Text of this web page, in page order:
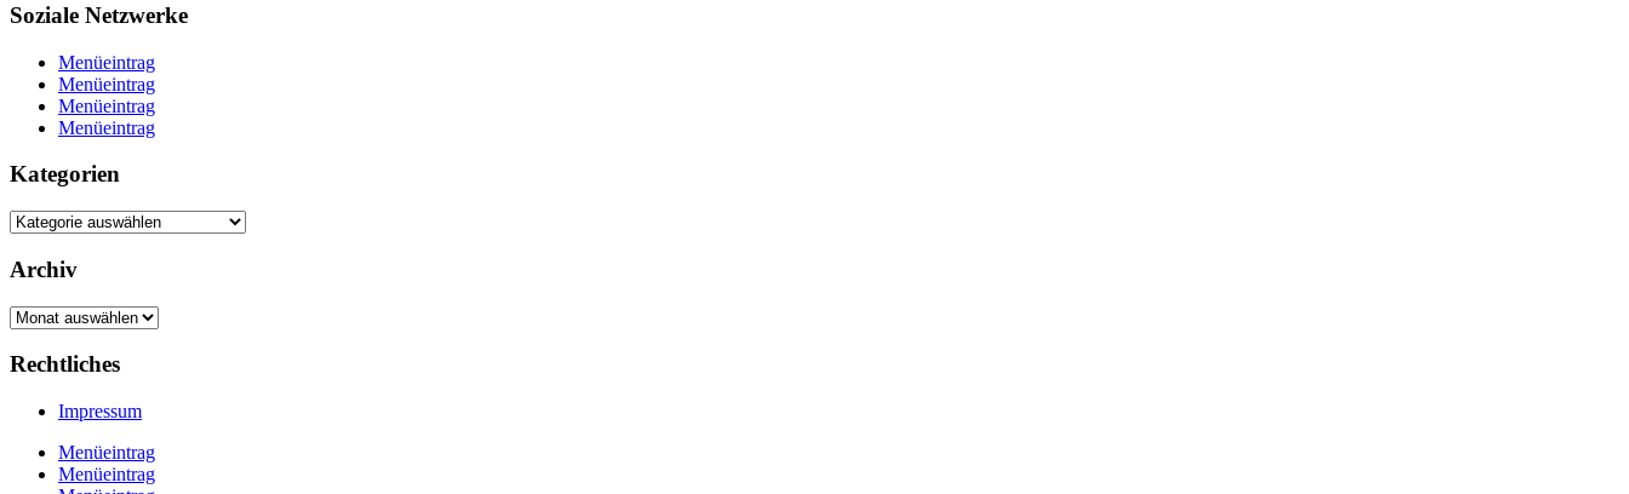
Soziale Netzwerke
Menüeintrag
Menüeintrag
Menüeintrag
Menüeintrag
Kategorien
Kategorien
Archiv
Archiv
Rechtliches
Impressum
Menüeintrag
Menüeintrag